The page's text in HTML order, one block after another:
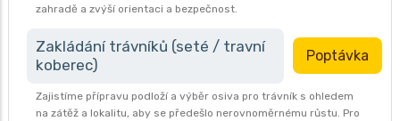
zahradě a zvýší orientaci a bezpečnost.
Zakládání trávníků (seté / travní
koberec)
Poptávka
Zajistíme přípravu podloží a výběr osiva pro trávník s ohledem
na zátěž a lokalitu, aby se předešlo nerovnoměrnému růstu. Pro